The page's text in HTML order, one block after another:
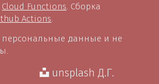
Cloud Functions . Сборка
Actions
данные и не
unsplash Д.Г.